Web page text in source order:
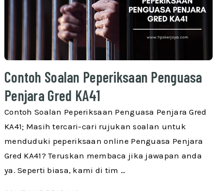
Contoh Soalan Peperiksaan Penguasa
Penjara Gred KA41
Contoh Soalan Peperiksaan Penguasa Penjara Gred
KA41; Masih tercari-cari rujukan soalan untuk
menduduki peperiksaan online Penguasa Penjara
Gred KA41? Teruskan membaca jika jawapan anda
ya. Seperti biasa, kami di tim …